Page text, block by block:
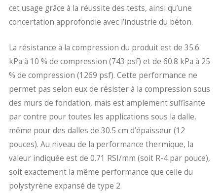
cet usage grâce à la réussite des tests, ainsi qu’une
concertation approfondie avec l’industrie du béton.
La résistance à la compression du produit est de 35.6
kPa à 10 % de compression (743 psf) et de 60.8 kPa à 25
% de compression (1269 psf). Cette performance ne
permet pas selon eux de résister à la compression sous
des murs de fondation, mais est amplement suffisante
par contre pour toutes les applications sous la dalle,
même pour des dalles de 30.5 cm d’épaisseur (12
pouces). Au niveau de la performance thermique, la
valeur indiquée est de 0.71 RSI/mm (soit R-4 par pouce),
soit exactement la même performance que celle du
polystyrène expansé de type 2.